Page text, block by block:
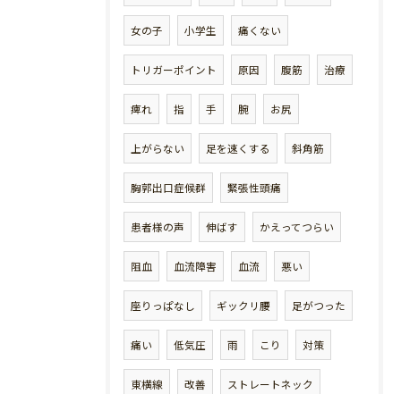
女の子 小学生 痛くない
トリガーポイント 原因 腹筋 治療
痺れ 指 手 腕 お尻
上がらない 足を速くする 斜角筋
胸郭出口症候群 緊張性頭痛
患者様の声 伸ばす かえってつらい
阻血 血流障害 血流 悪い
座りっぱなし ギックリ腰 足がつった
痛い 低気圧 雨 こり 対策
東横線 改善 ストレートネック